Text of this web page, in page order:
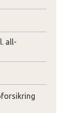
all-